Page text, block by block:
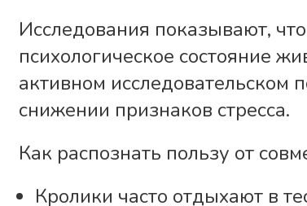
Исследования показывают,
психологическое состояние
активном исследовательском
снижении признаков стресса.
Как распознать пользу от
Кролики часто отдыхают в